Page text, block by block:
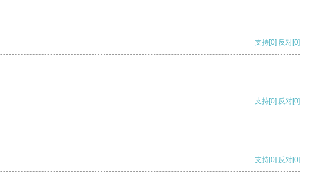
支持[0] 反对[0]
支持[0] 反对[0]
支持[0] 反对[0]